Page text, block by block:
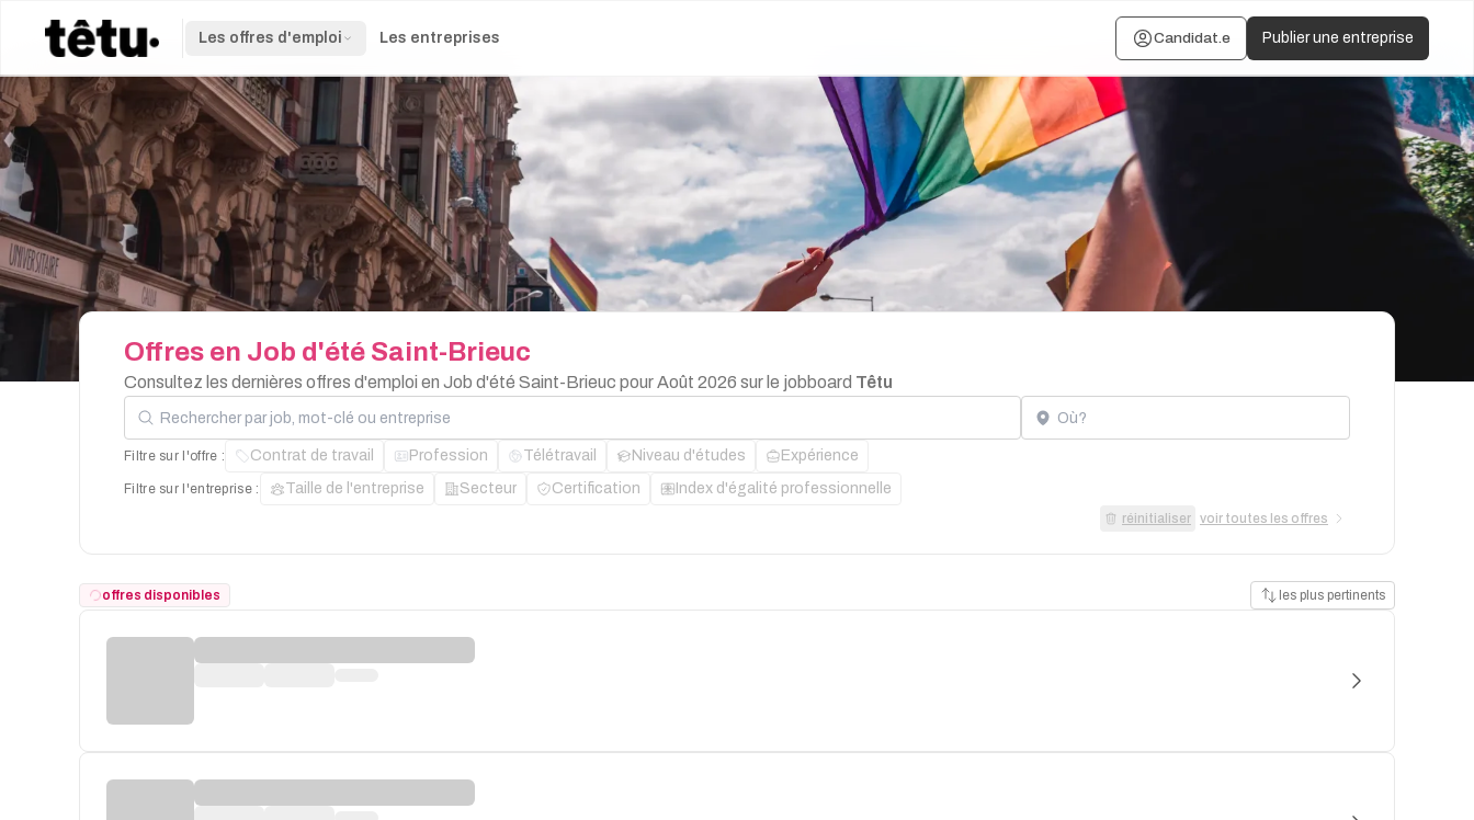
Les offres d'emploi Les entreprises Candidat.e Publier une entreprise
Offres en Job d'été Saint-Brieuc
Consultez les dernières offres d'emploi en Job d'été Saint-Brieuc pour Août 2026 sur le jobboard Têtu
Rechercher par job, mot-clé ou entreprise Localisation
Filtre sur l'offre : Contrat de travail Profession Télétravail Niveau d'études Expérience
Filtre sur l'entreprise : Taille de l'entreprise Secteur Certification Index d'égalité professionnelle
réinitialiser voir toutes les offres
offres disponibles les plus pertinents